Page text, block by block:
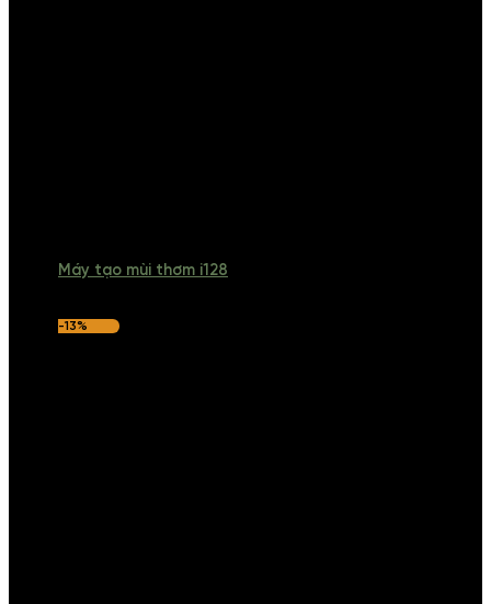
Máy tạo mùi thơm i128
-13%